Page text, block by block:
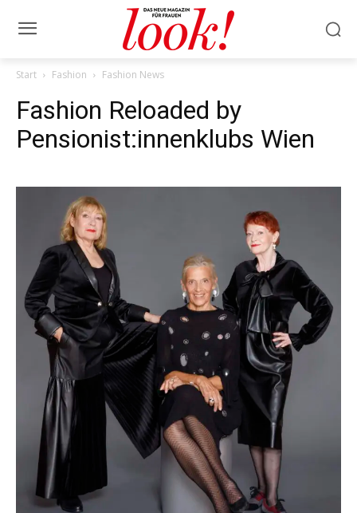
Start Fashion Fashion News
Fashion Reloaded by
Pensionist:innenklubs Wien